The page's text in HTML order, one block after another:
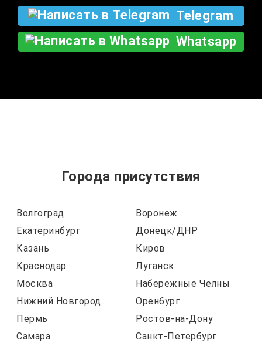
Telegram
Whatsapp
Города присутствия
Волгоград
Воронеж
Екатеринбург
Донецк/ДНР
Казань
Киров
Краснодар
Луганск
Москва
Набережные Челны
Нижний Новгород
Оренбург
Пермь
Ростов-на-Дону
Самара
Санкт-Петербург